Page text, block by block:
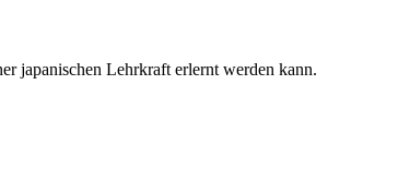
japanischen Lehrkraft erlernt werden kann.